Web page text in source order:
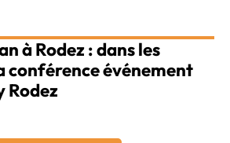
à Rodez : dans les
conférence événement
Rodez